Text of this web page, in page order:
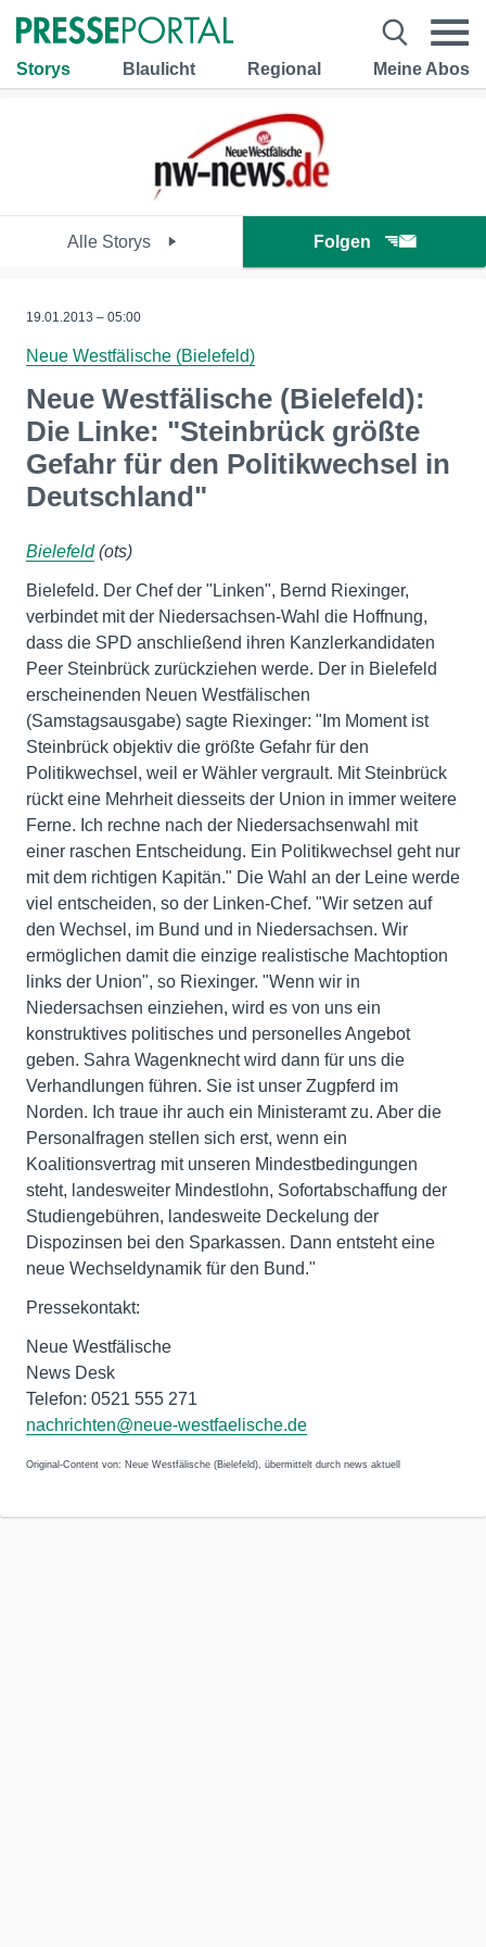
Storys Blaulicht Regional Meine Abos
Alle Storys Folgen
19.01.2013 – 05:00
Neue Westfälische (Bielefeld)
Neue Westfälische (Bielefeld):
Die Linke: "Steinbrück größte
Gefahr für den Politikwechsel in
Deutschland"
Bielefeld(ots)
Bielefeld. Der Chef der "Linken", Bernd Riexinger,
verbindet mit der Niedersachsen-Wahl die Hoffnung,
dass die SPD anschließend ihren Kanzlerkandidaten
Peer Steinbrück zurückziehen werde. Der in Bielefeld
erscheinenden Neuen Westfälischen
(Samstagsausgabe) sagte Riexinger: "Im Moment ist
Steinbrück objektiv die größte Gefahr für den
Politikwechsel, weil er Wähler vergrault. Mit Steinbrück
rückt eine Mehrheit diesseits der Union in immer weitere
Ferne. Ich rechne nach der Niedersachsenwahl mit
einer raschen Entscheidung. Ein Politikwechsel geht nur
mit dem richtigen Kapitän." Die Wahl an der Leine werde
viel entscheiden, so der Linken-Chef. "Wir setzen auf
den Wechsel, im Bund und in Niedersachsen. Wir
ermöglichen damit die einzige realistische Machtoption
links der Union", so Riexinger. "Wenn wir in
Niedersachsen einziehen, wird es von uns ein
konstruktives politisches und personelles Angebot
geben. Sahra Wagenknecht wird dann für uns die
Verhandlungen führen. Sie ist unser Zugpferd im
Norden. Ich traue ihr auch ein Ministeramt zu. Aber die
Personalfragen stellen sich erst, wenn ein
Koalitionsvertrag mit unseren Mindestbedingungen
steht, landesweiter Mindestlohn, Sofortabschaffung der
Studiengebühren, landesweite Deckelung der
Dispozinsen bei den Sparkassen. Dann entsteht eine
neue Wechseldynamik für den Bund."
Pressekontakt:
Neue Westfälische
News Desk
Telefon: 0521 555 271
nachrichten@neue-westfaelische.de
Original-Content von: Neue Westfälische (Bielefeld), übermittelt durch news aktuell